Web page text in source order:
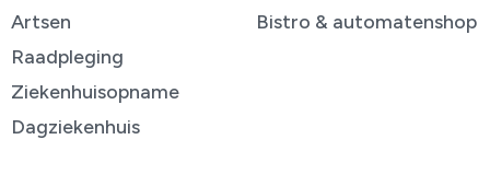
Artsen
Raadpleging
Ziekenhuisopname
Dagziekenhuis
Bistro & automatenshop